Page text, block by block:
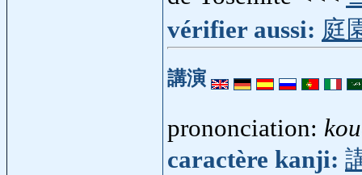
vérifier aussi: 庭
講演
prononciation:
caractère kanji: